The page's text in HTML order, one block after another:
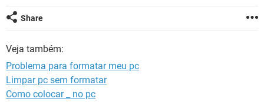
Share
Veja também:
Problema para formatar meu pc
Limpar pc sem formatar
Como colocar _ no pc